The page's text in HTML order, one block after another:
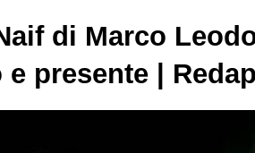
di Marco
e presente |